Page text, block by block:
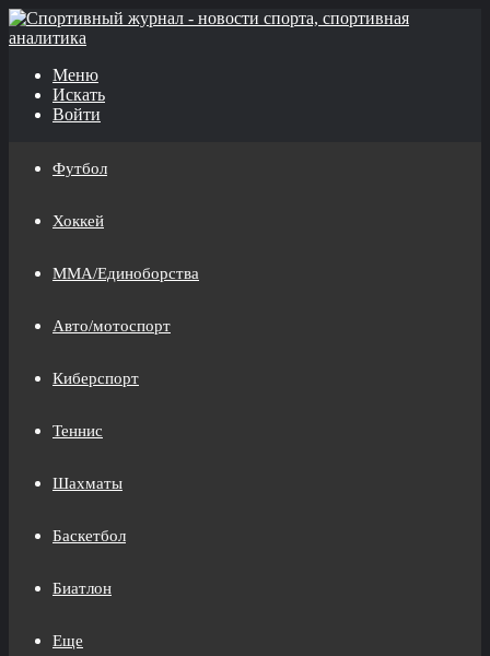
Меню
Искать
Войти
Футбол
Хоккей
MMA/Единоборства
Авто/мотоспорт
Киберспорт
Теннис
Шахматы
Баскетбол
Биатлон
Еще